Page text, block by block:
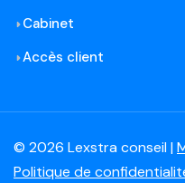
Cabinet
Accès client
© 2026 Lexstra conseil |
Politique de